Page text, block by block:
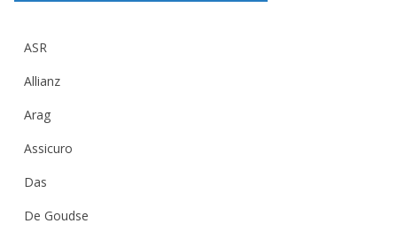
ASR
Allianz
Arag
Assicuro
Das
De Goudse